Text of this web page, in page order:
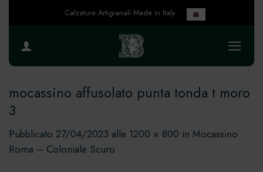
Calzature Artigianali Made in Italy
mocassino affusolato punta tonda t moro
3
Pubblicato 27/04/2023 alle 1200 × 800 in Mocassino
Roma – Coloniale Scuro